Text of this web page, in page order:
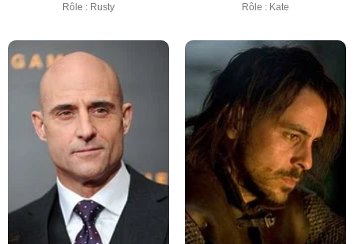
Rôle : Rusty Rôle : Kate